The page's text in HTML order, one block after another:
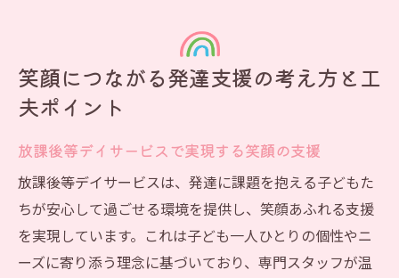
笑顔につながる発達支援の考え方と工
夫ポイント
放課後等デイサービスで実現する笑顔の支援
放課後等デイサービスは、発達に課題を抱える子どもた
ちが安心して過ごせる環境を提供し、笑顔あふれる支援
を実現しています。これは子ども一人ひとりの個性やニ
ーズに寄り添う理念に基づいており、専門スタッフが温